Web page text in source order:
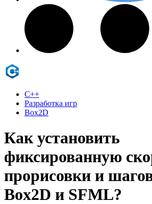
C++
Разработка игр
Box2D
Как установить
фиксированную
прорисовки и
Box2D и SFML?